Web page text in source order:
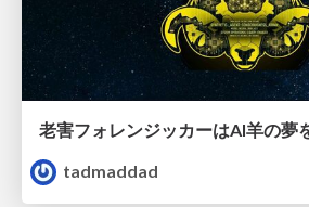
老害フォレンジッカーはAI羊の夢
tadmaddad